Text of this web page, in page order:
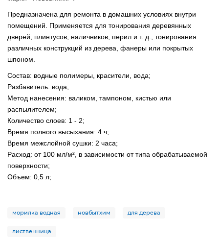
Предназначена для ремонта в домашних условиях внутри
помещений. Применяется для тонирования деревянных
дверей, плинтусов, наличников, перил и т. д.; тонирования
различных конструкций из дерева, фанеры или покрытых
шпоном.
Состав: водные полимеры, красители, вода;
Разбавитель: вода;
Метод нанесения: валиком, тампоном, кистью или
распылителем;
Количество слоев: 1 - 2;
Время полного высыхания: 4 ч;
Время межслойной сушки: 2 часа;
Расход: от 100 мл/м², в зависимости от типа обрабатываемой
поверхности;
Объем: 0,5 л;
морилка водная новбытхим для дерева
лиственница